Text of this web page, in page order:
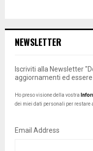
NEWSLETTER
Iscriviti alla Newsletter
aggiornamenti ed
Ho preso visione della vostra
dei miei dati personali per restare
Email Address